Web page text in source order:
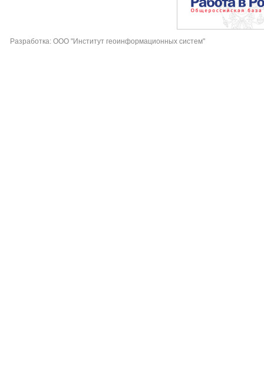
Разработка: ООО "Институт геоинформационных систем"